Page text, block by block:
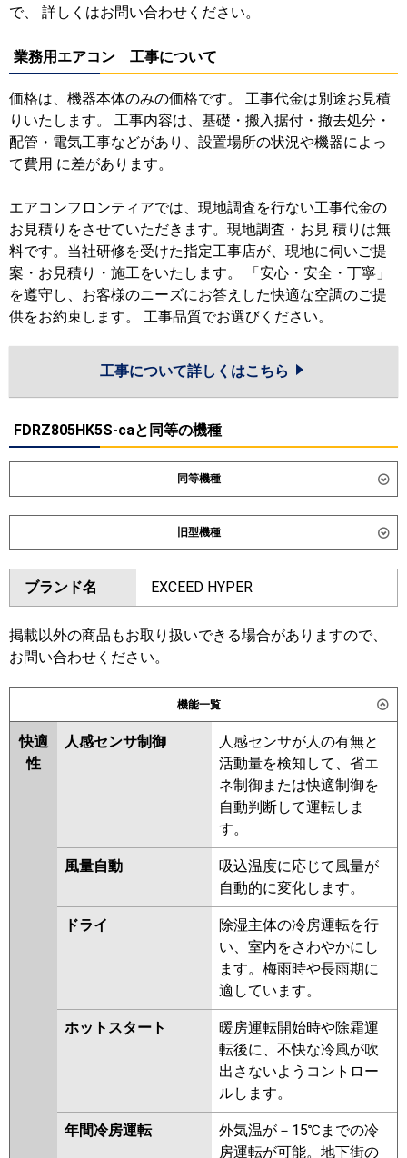
で、 詳しくはお問い合わせください。
業務用エアコン 工事について
価格は、機器本体のみの価格です。 工事代金は別途お見積
りいたします。 工事内容は、基礎・搬入据付・撤去処分・
配管・電気工事などがあり、設置場所の状況や機器によっ
て費用 に差があります。
エアコンフロンティアでは、現地調査を行ない工事代金の
お見積りをさせていただきます。現地調査・お見 積りは無
料です。当社研修を受けた指定工事店が、現地に伺いご提
案・お見積り・施工をいたします。 「安心・安全・丁寧」
を遵守し、お客様のニーズにお答えした快適な空調のご提
供をお約束します。 工事品質でお選びください。
工事について詳しくはこちら
FDRZ805HK5S-caと同等の機種
同等機種
ダイキン SSRB80DV
東芝 GBXA08013JMUB
三菱電機 PDZ-ZRMP80SG6
日立 RCB-GP80RGHJ9
三菱重工 FDRZ806HK6S-sil
ca
パナソニック PA-P80F7SGC PA-P80F7SGNC
旧型機種
ダイキン SSRB80CV SSRB80BYV
SSRB80BJV SSRB80BFV
SSRB80BCV
東芝
RBXA08033JMUB
PDZ-ZRMP80SG5
ZRMP80SG4
PDZ-ZRMP80SG2
PDZ-
ZRMP80SGZ PDZ-ZRMP80SGY
PDZ-ZRMP80SGV PDZ-
ZRMP80SGR
RCB-GP80RGHJ8 RCB-
GP80RGHJ7 RCB-GP80RGHJ6
RCB-GP80RGHJ5 RCB-
GP80RGHJ4 RCB-AP80GHJ7
RCB-GP80RGHJ3 RCB-AP80GHJ6
RCB-GP80RGHJ2
FDRZ805HK5SA-ca
FDRZ805HK5SA-sil
FDRZ805HK5S-sil
FDRZ805HK5S-
FDRZ805HK5S-silent
PA-P80F7SGNB PA-P80F7SGB
PA-P80F7SG PA-P80F7SGN PA-
P80F6SGB PA-P80F6SGNB PA-
ブランド名 EXCEED HYPER
掲載以外の商品もお取り扱いできる場合がありますので、
お問い合わせください。
機能一覧
快適
性
人感センサ制御
人感センサが人の有無と
活動量を検知して、省エ
ネ制御または快適制御を
自動判断して運転しま
す。
風量自動
吸込温度に応じて風量が
自動的に変化します。
ドライ
除湿主体の冷房運転を行
い、室内をさわやかにし
ます。梅雨時や長雨期に
適しています。
ホットスタート
暖房運転開始時や除霜運
転後に、不快な冷風が吹
出さないようコントロー
ルします。
年間冷房運転
外気温が－15℃までの冷
房運転が可能。地下街の